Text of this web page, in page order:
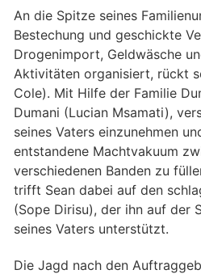
An die Spitze seines
Bestechung und geschickte
Drogenimport, Geldwäsche
Aktivitäten organisiert, rückt
Cole). Mit Hilfe der Familie
Dumani (Lucian Msamati),
seines Vaters einzunehmen
entstandene Machtvakuum
verschiedenen Banden zu
trifft Sean dabei auf den
(Sope Dirisu), der ihn auf der
seines Vaters unterstützt.
Die Jagd nach den